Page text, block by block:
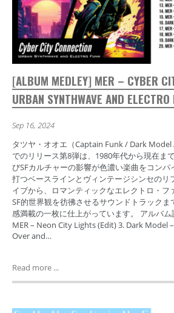
[ALBUM MEDLEY] MER – CYBER
URBAN SYNTHWAVE AND ELECTRO
Sep 16, 2024
タツヤ・オオエ（Captain Funk / Dark Model
でのリリース第8弾は、1980年代から現在ま
びSFカルチャーの影響が色濃い楽曲をコン
打つベースラインとヴィンテージシンセのリ
イブから、ロマンティックなエレクトロ・
SF的世界観を彷彿させるサウンドトラック
感満載の一枚に仕上がっています。 アルバム
MER – Neon City Lights (Edit) 3. Dark Model
Over and…
Read more ...